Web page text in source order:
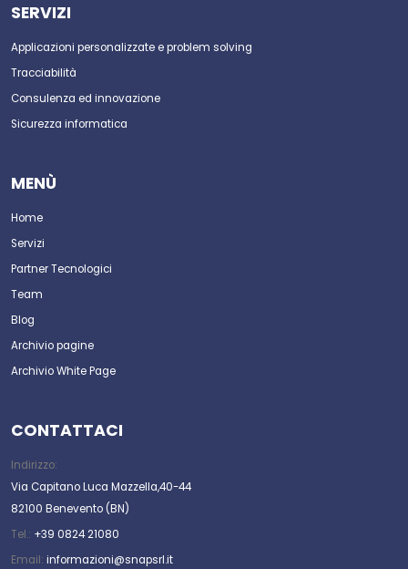
SERVIZI
Applicazioni personalizzate e problem solving
Tracciabilità
Consulenza ed innovazione
Sicurezza informatica
MENÙ
Home
Servizi
Partner Tecnologici
Team
Blog
Archivio pagine
Archivio White Page
CONTATTACI
Indirizzo:
Via Capitano Luca Mazzella,40-44
82100 Benevento (BN)
Tel.: +39 0824 21080
Email: informazioni@snapsrl.it